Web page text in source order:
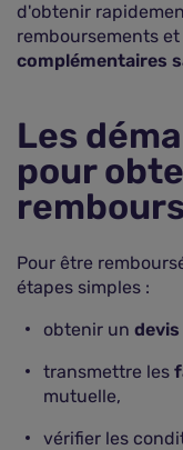
d'obtenir
remboursements
complémentaires
Les
pour
Pour être
étapes simples :
obtenir un
transmettre les
mutuelle,
vérifier les